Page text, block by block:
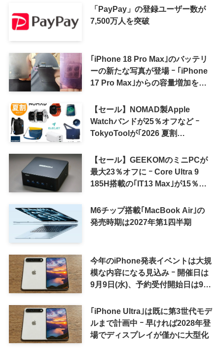
「PayPay」の登録ユーザー数が
7,500万人を突破
｢iPhone 18 Pro Max｣のバッテリ
ーの新たな写真が登場 ｰ ｢iPhone
17 Pro Max｣からの容量増加を確
【セール】NOMAD製Apple
Watchバンドが25％オフなど ｰ
TokyoToolが｢2026 夏割
【セール】GEEKOMのミニPCが
最大23％オフに ｰ Core Ultra 9
185H搭載の｢IT13 Max｣が15％オ
M6チップ搭載｢MacBook Air｣の
発売時期は2027年第1四半期
今年のiPhone発表イベントは大規
模な内容になる見込み ｰ 開催日は
9月9日(水)、予約受付開始日は9月
｢iPhone Ultra｣は既に第3世代モデ
ルまで計画中 ｰ 早ければ2028年登
場でディスプレイが僅かに大型化